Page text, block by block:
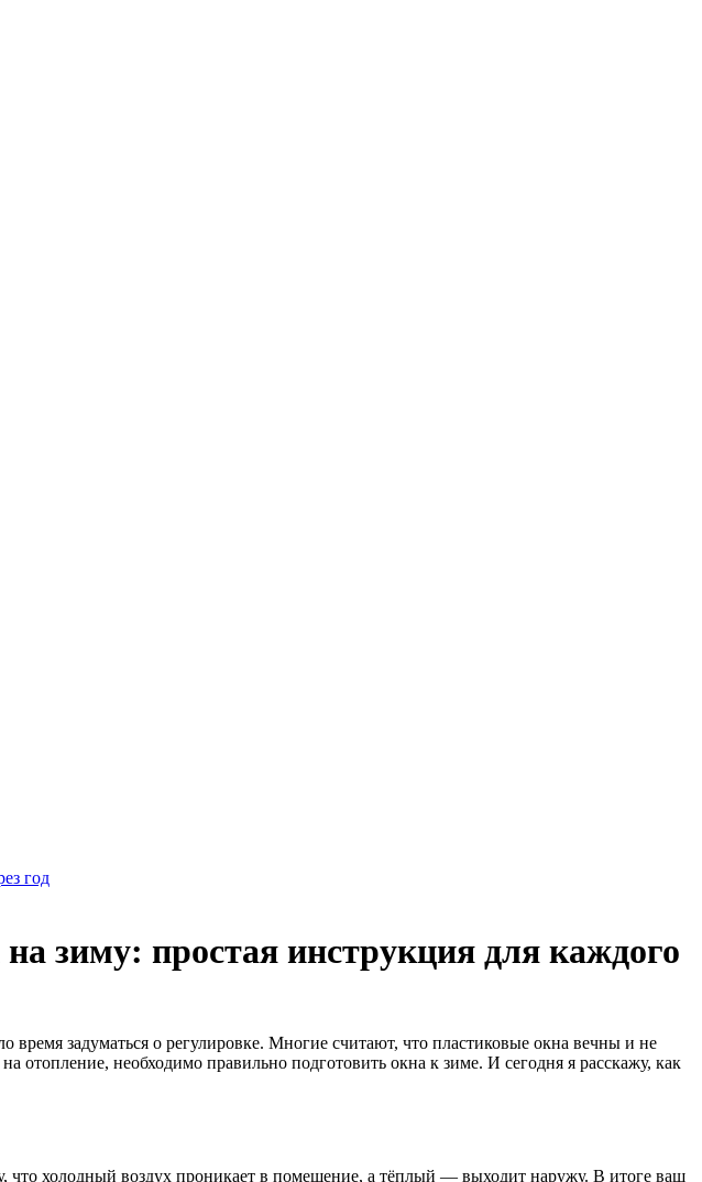
год
зиму: простая инструкция для каждого
время задуматься о регулировке. Многие считают, что пластиковые окна вечны и не
отопление, необходимо правильно подготовить окна к зиме. И сегодня я расскажу, как
что холодный воздух проникает в помещение, а тёплый — выходит наружу. В итоге ваш